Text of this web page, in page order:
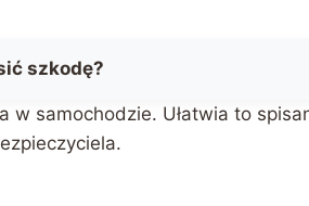
szkodę?
w samochodzie. Ułatwia to